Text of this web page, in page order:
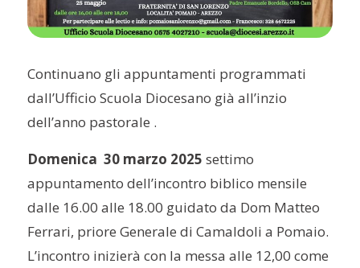
Continuano gli appuntamenti programmati
dall’Ufficio Scuola Diocesano già all’inzio
dell’anno pastorale .
Domenica 30 marzo 2025 settimo
appuntamento dell’incontro biblico mensile
dalle 16.00 alle 18.00 guidato da Dom Matteo
Ferrari, priore Generale di Camaldoli a Pomaio.
L’incontro inizierà con la messa alle 12,00 come